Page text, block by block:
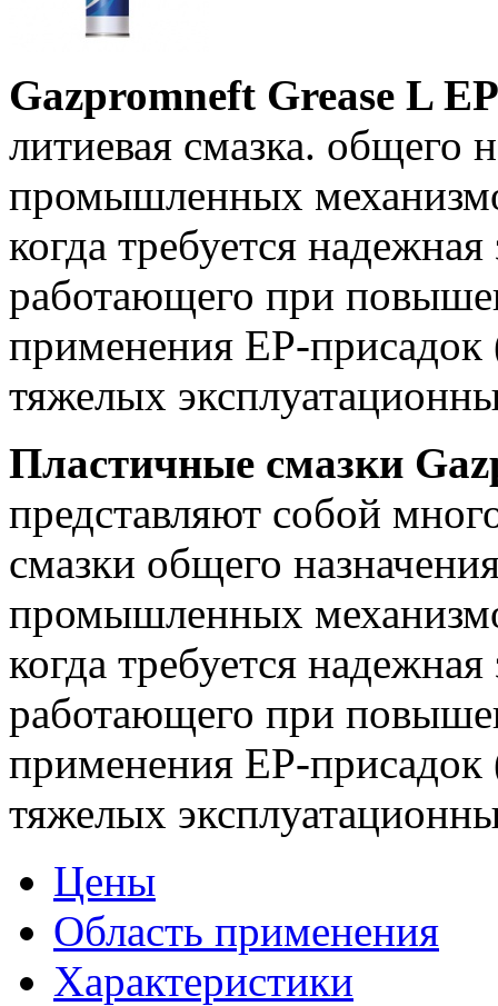
Gazpromneft Grease L
литиевая смазка. общего
промышленных
когда требуется
работающего при
применения ЕР-присадок
тяжелых
Пластичные смазки
представляют собой
смазки общего
промышленных
когда требуется
работающего при
применения ЕР-присадок
тяжелых
Цены
Область применения
Характеристики